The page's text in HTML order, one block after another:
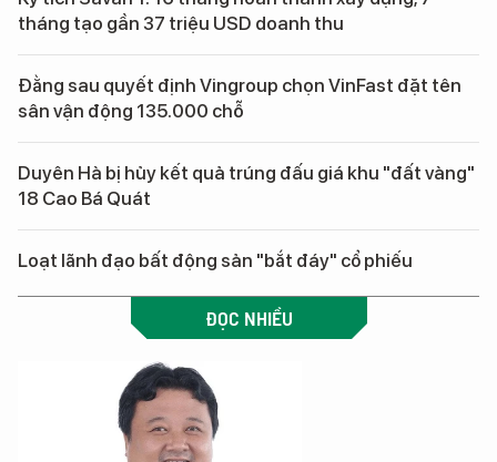
tháng tạo gần 37 triệu USD doanh thu
Đằng sau quyết định Vingroup chọn VinFast đặt tên
sân vận động 135.000 chỗ
Duyên Hà bị hủy kết quả trúng đấu giá khu "đất vàng"
18 Cao Bá Quát
Loạt lãnh đạo bất động sản "bắt đáy" cổ phiếu
ĐỌC NHIỀU